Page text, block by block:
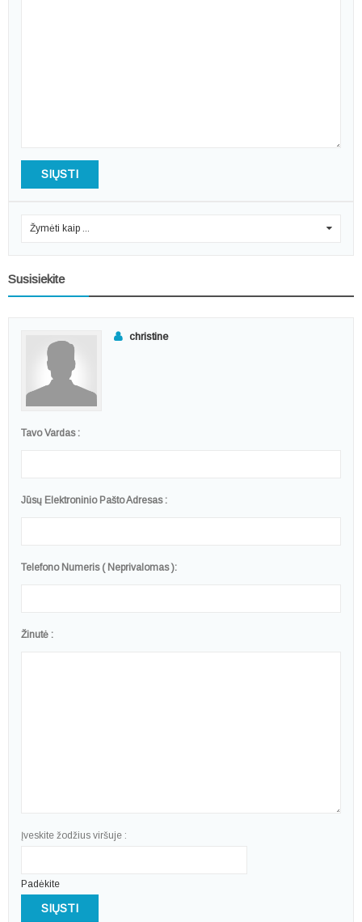
SIŲSTI
Žymėti kaip ...
Susisiekite
christine
Tavo Vardas :
Jūsų Elektroninio Pašto Adresas :
Telefono Numeris ( Neprivalomas ):
Žinutė :
Įveskite žodžius viršuje :
Padėkite
SIŲSTI